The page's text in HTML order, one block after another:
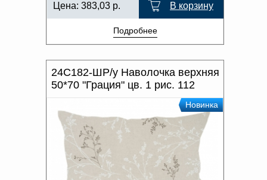
Цена: 383,03 р. В корзину
Подробнее
24С182-ШР/у Наволочка верхняя
50*70 "Грация" цв. 1 рис. 112
Новинка